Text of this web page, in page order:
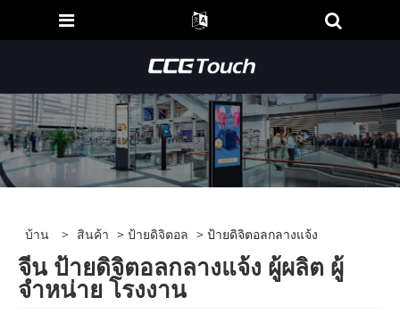
บ้าน > สินค้า >ป้ายดิจิตอล > ป้ายดิจิตอลกลางแจ้ง
จีน ป้ายดิจิตอลกลางแจ้ง ผู้ผลิต ผู้
จำหน่าย โรงงาน